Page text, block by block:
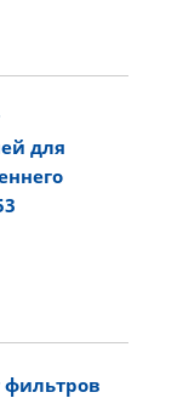
для